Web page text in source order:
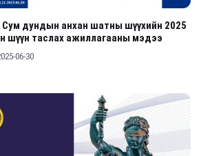
Сум дундын анхан шатны шүүхийн 2025
шүүн таслах ажиллагааны мэдээ
06-30